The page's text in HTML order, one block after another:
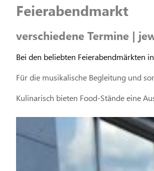
Feierabendmarkt
verschiedene Termine |
Bei den beliebten Feierabendmärkten
Für die musikalische Begleitung und
Kulinarisch bieten Food-Stände eine